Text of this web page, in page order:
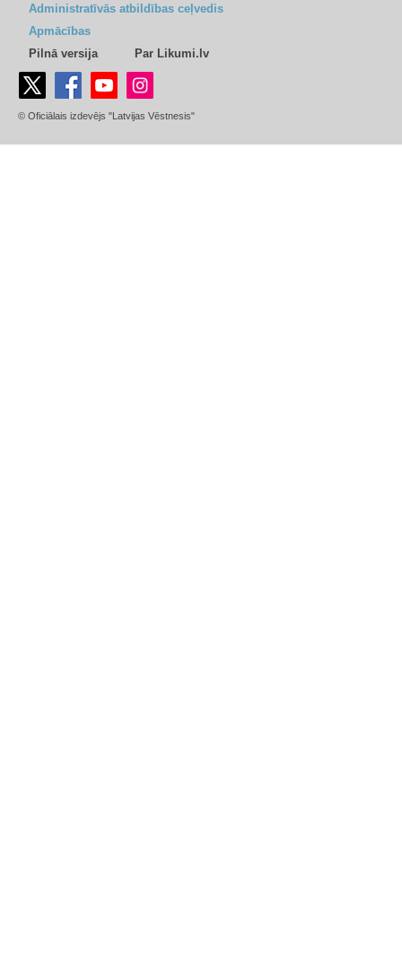
Administratīvās atbildības ceļvedis
Apmācības
Pilnā versija
Par Likumi.lv
© Oficiālais izdevējs "Latvijas Vēstnesis"